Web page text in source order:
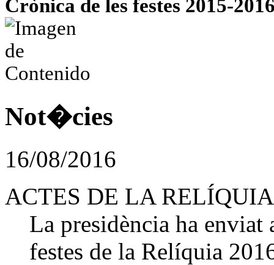
Crònica de les festes 2015-
Not�cies
16/08/2016
ACTES DE LA
La presidència ha
festes de la Relíquia